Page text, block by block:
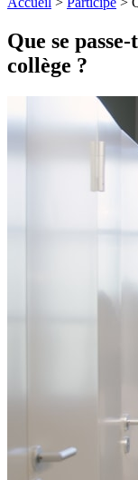
Que se
collège ?